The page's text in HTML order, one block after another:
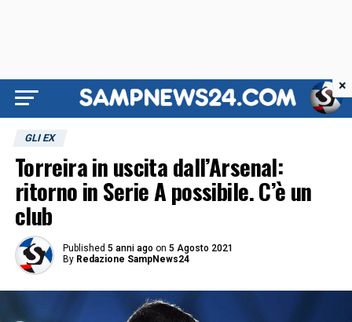
GLI EX
Torreira in uscita dall’Arsenal:
ritorno in Serie A possibile. C’è un
club
Published 5 anni ago on 5 Agosto 2021
By Redazione SampNews24
×